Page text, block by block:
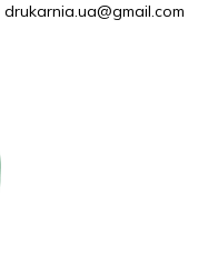
drukarnia.ua@gmail.com